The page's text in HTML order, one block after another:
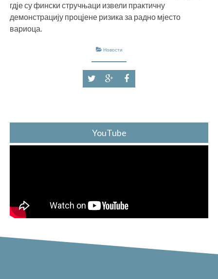
гдје су фински стручњаци извели практичну
демонстрацију процјене ризика за радно мјесто
вариоца.
Новости
YouTube